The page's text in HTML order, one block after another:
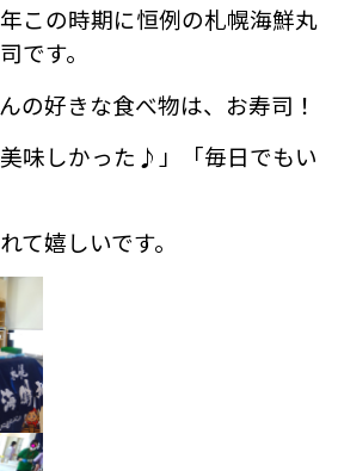
この時期に恒例の札幌海鮮丸
です。
の好きな食べ物は、お寿司！
味しかった♪」「毎日でもい
て嬉しいです。